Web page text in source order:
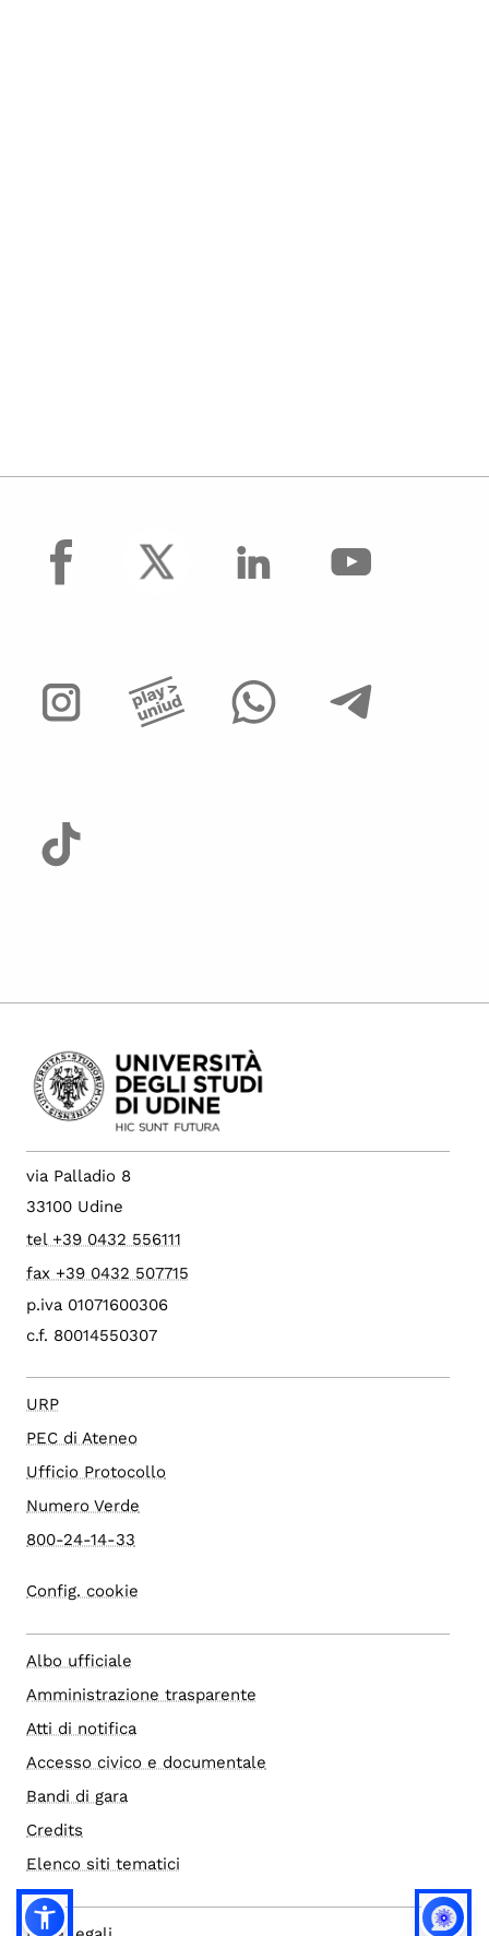
facebook
via Palladio 8
33100 Udine
tel +39 0432 556111
fax +39 0432 507715
p.iva 01071600306
c.f. 80014550307
URP
PEC di Ateneo
Ufficio Protocollo
Numero Verde
800-24-14-33
Config. cookie
Albo ufficiale
Amministrazione trasparente
Atti di notifica
Accesso civico e documentale
Bandi di gara
Credits
Elenco siti tematici